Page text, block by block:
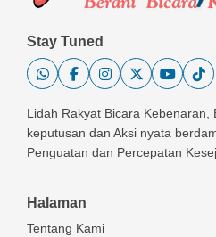
Stay Tuned
Lidah Rakyat Bicara Kebenaran,
keputusan dan Aksi nyata
Penguatan dan Percepatan
Halaman
Tentang Kami